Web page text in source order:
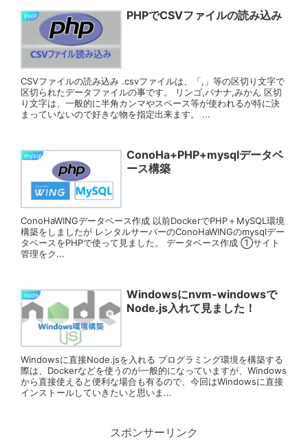
PHP PHPでCSVファイルの読み込み
CSVファイルの読み込み .csvファイルは、「,」等の区切り文字で
区切られたデータファイルの事です。 リンゴ,バナナ,みかん 区切
り文字は、一般的に半角カンマやスペース等が使われるが特に決
まっていないので好きな物を指定出来ます。 ...
mysql
ConoHa+PHP+mysqlデータベ
ース構築
ConoHaWINGデータベース作成 以前DockerでPHP＋MySQL環境
構築をしましたが レンタルサーバーのConoHaWINGのmysqlデー
タベースをPHPで使って見ました。 データベース作成 ①サイト
管理をク...
node
Windowsにnvm-windowsで
Node.js入れて見ました！
Windowsに直接Node.jsを入れる プログラミング環境を構築する
際は、Dockerなどを使うのが一般的になっていますが、Windows
から直接使えると便利な場合も有るので、今回はWindowsに直接
インストールしていきたいと思いま...
スポンサーリンク